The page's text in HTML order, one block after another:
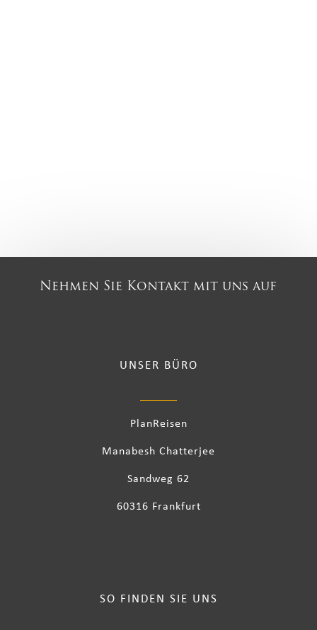
Nehmen Sie Kontakt mit uns auf
UNSER BÜRO
PlanReisen
Manabesh Chatterjee
Sandweg 62
60316 Frankfurt
SO FINDEN SIE UNS